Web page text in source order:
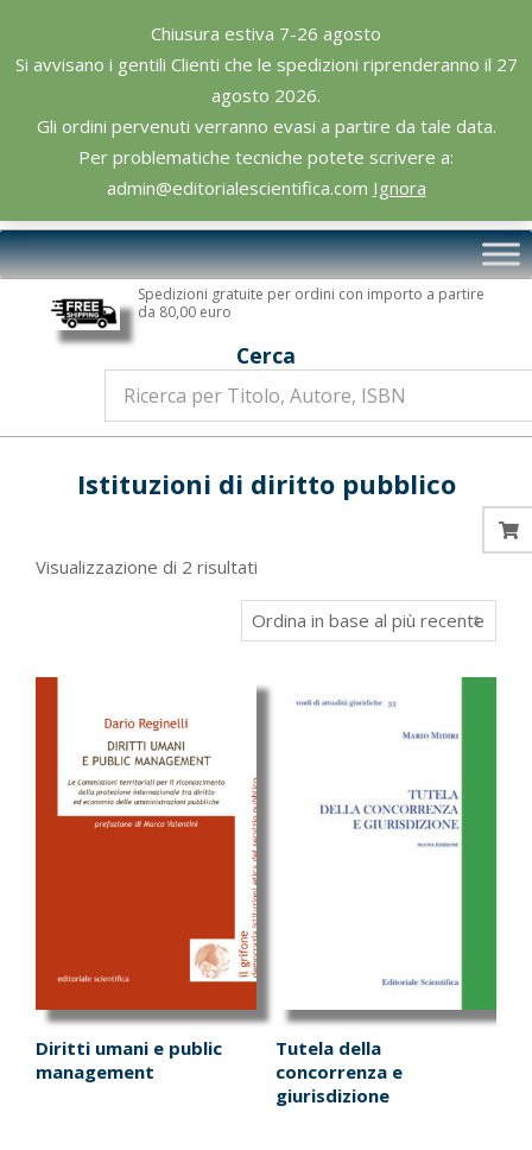
Chiusura estiva 7-26 agosto
Si avvisano i gentili Clienti che le spedizioni riprenderanno il 27
agosto 2026.
Gli ordini pervenuti verranno evasi a partire da tale data.
Per problematiche tecniche potete scrivere a:
admin@editorialescientifica.com Ignora
content
Editoriale
Scientifica
Primary
Navigation
Spedizioni gratuite per ordini con importo a partire
da 80,00 euro
Cerca
Istituzioni di diritto pubblico
Visualizzazione di 2 risultati
in
base
più
Diritti umani e public
management
Tutela della
concorrenza e
giurisdizione